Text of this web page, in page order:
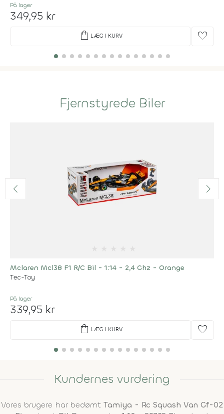
På lager
349,95 kr
shopping_bag LÆG I KURV favorite
Fjernstyrede Biler
Mclaren Mcl38 F1 R/C Bil - 1:14 - 2,4 Ghz - Orange
Tec-Toy
På lager
339,95 kr
shopping_bag LÆG I KURV favorite
Kundernes vurdering
Vores brugere har bedømt Tamiya - Rc Squash Van Gf-02